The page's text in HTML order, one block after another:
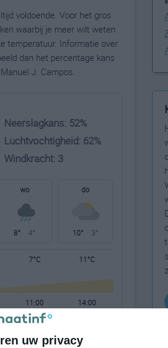
uw privacy
voldoende. Voor het gros
waarbij je meer wilt weten
temperatuur. Informatie over
dan het percentage kans
J. Campos.
Neerslagkans: 52%
Luchtvochtigheid: 62%
Windkracht: 3
wo
8° 4°
do
10° 3°
7°C 11°C
11:00 14:00